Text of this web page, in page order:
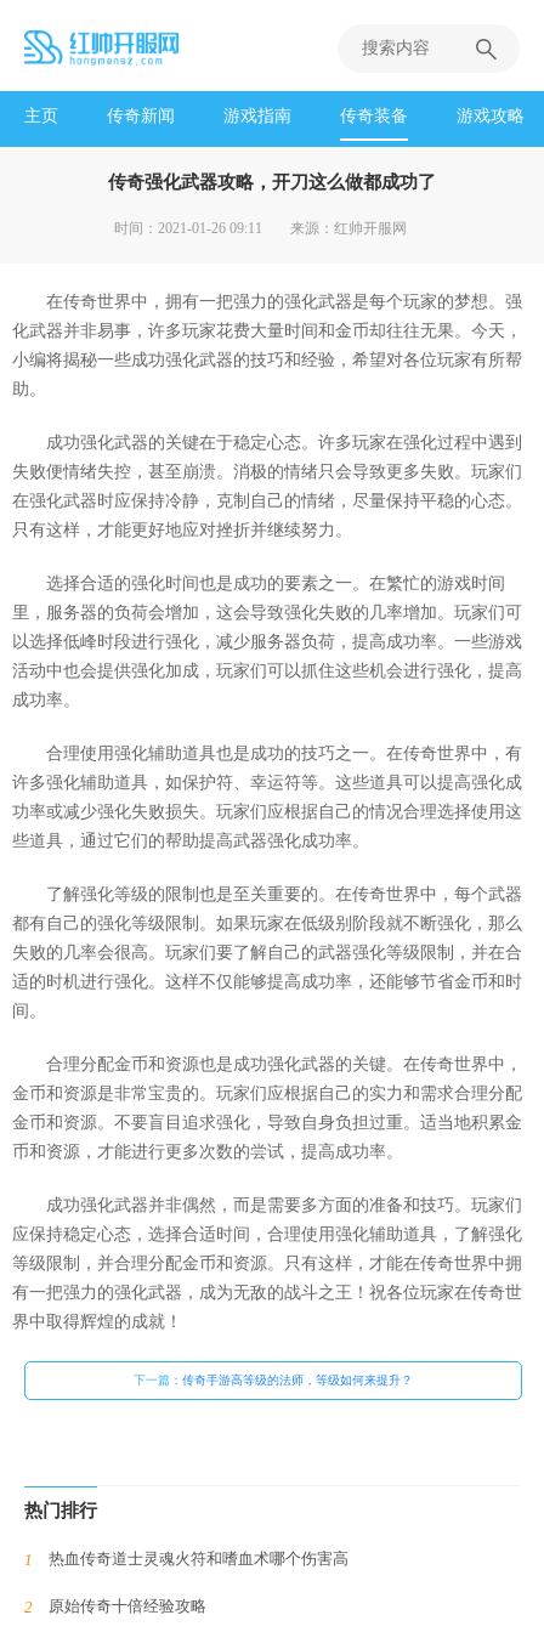
主页 传奇新闻 游戏指南 传奇装备 游戏攻略
传奇强化武器攻略，开刀这么做都成功了
时间：2021-01-26 09:11 来源：红帅开服网
在传奇世界中，拥有一把强力的强化武器是每个玩家的梦想。强
化武器并非易事，许多玩家花费大量时间和金币却往往无果。今天，
小编将揭秘一些成功强化武器的技巧和经验，希望对各位玩家有所帮
助。
成功强化武器的关键在于稳定心态。许多玩家在强化过程中遇到
失败便情绪失控，甚至崩溃。消极的情绪只会导致更多失败。玩家们
在强化武器时应保持冷静，克制自己的情绪，尽量保持平稳的心态。
只有这样，才能更好地应对挫折并继续努力。
选择合适的强化时间也是成功的要素之一。在繁忙的游戏时间
里，服务器的负荷会增加，这会导致强化失败的几率增加。玩家们可
以选择低峰时段进行强化，减少服务器负荷，提高成功率。一些游戏
活动中也会提供强化加成，玩家们可以抓住这些机会进行强化，提高
成功率。
合理使用强化辅助道具也是成功的技巧之一。在传奇世界中，有
许多强化辅助道具，如保护符、幸运符等。这些道具可以提高强化成
功率或减少强化失败损失。玩家们应根据自己的情况合理选择使用这
些道具，通过它们的帮助提高武器强化成功率。
了解强化等级的限制也是至关重要的。在传奇世界中，每个武器
都有自己的强化等级限制。如果玩家在低级别阶段就不断强化，那么
失败的几率会很高。玩家们要了解自己的武器强化等级限制，并在合
适的时机进行强化。这样不仅能够提高成功率，还能够节省金币和时
间。
合理分配金币和资源也是成功强化武器的关键。在传奇世界中，
金币和资源是非常宝贵的。玩家们应根据自己的实力和需求合理分配
金币和资源。不要盲目追求强化，导致自身负担过重。适当地积累金
币和资源，才能进行更多次数的尝试，提高成功率。
成功强化武器并非偶然，而是需要多方面的准备和技巧。玩家们
应保持稳定心态，选择合适时间，合理使用强化辅助道具，了解强化
等级限制，并合理分配金币和资源。只有这样，才能在传奇世界中拥
有一把强力的强化武器，成为无敌的战斗之王！祝各位玩家在传奇世
界中取得辉煌的成就！
下一篇： 传奇手游高等级的法师，等级如何来提升？
热门排行
热血传奇道士灵魂火符和嗜血术哪个伤害高
原始传奇十倍经验攻略